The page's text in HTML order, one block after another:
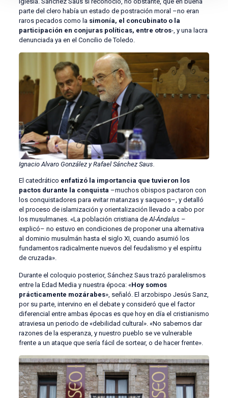
parte del clero había un estado de postración moral –no eran
raros pecados como la simonía, el concubinato o la
participación en conjuras políticas, entre otros-, y una lacra
denunciada ya en el Concilio de Toledo.
Ignacio Alvaro González y Rafael Sánchez Saus.
El catedrático enfatizó la importancia que tuvieron los
pactos durante la conquista –muchos obispos pactaron con
los conquistadores para evitar matanzas y saqueos–, y detalló
el proceso de islamización y orientalización llevado a cabo por
los musulmanes. «La población cristiana deAl-Ándalus –
explicó– no estuvo en condiciones de proponer una alternativa
al dominio musulmán hasta el siglo XI, cuando asumió los
fundamentos radicalmente nuevos del feudalismo y el espíritu
de cruzada».
Durante el coloquio posterior, Sánchez Saus trazó paralelismos
entre la Edad Media y nuestra época: «Hoy somos
prácticamente mozárabes», señaló. El arzobispo Jesús Sanz,
por su parte, intervino en el debate y consideró que el factor
diferencial entre ambas épocas es que hoy en día el cristianismo
atraviesa un periodo de «debilidad cultural». «No sabemos dar
razones de la esperanza, y nuestro pueblo se ve vulnerable
frente a un ataque que sería fácil de sortear, o de hacer frente».